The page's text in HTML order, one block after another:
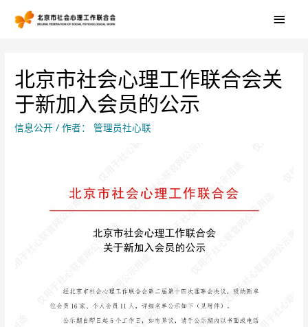
北京市社会心理工作联合会关
于新加入会员的公示
信息公开 / 作者： 管理员社心联